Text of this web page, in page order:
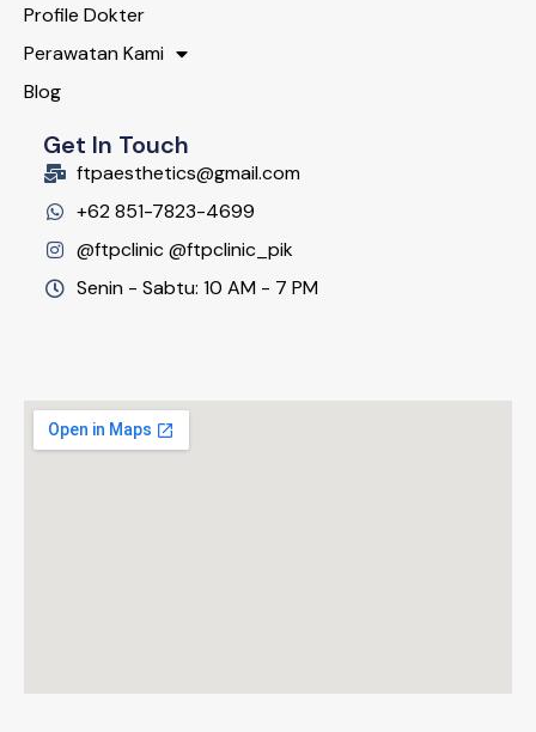
Profile Dokter
Perawatan Kami
Blog
Get In Touch
ftpaesthetics@gmail.com
+62 851-7823-4699
@ftpclinic @ftpclinic_pik
Senin - Sabtu: 10 AM - 7 PM